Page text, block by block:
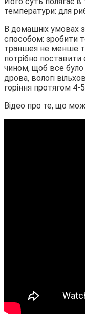
температури: для
В домашніх умовах
способом: зробити
траншея не менше
потрібно
чином, щоб все
дрова, вологі
горіння протягом 4-5
Відео про те, що